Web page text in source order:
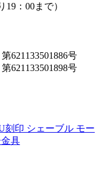
19：00まで）
621133501886号
621133501898号
刻印 シェーブル モー
具